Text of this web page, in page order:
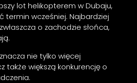
lot helikopterem w Dubaju,
termin wcześniej. Najbardziej
o zachodzie słońca,
nie tylko więcej
także większą konkurencję o